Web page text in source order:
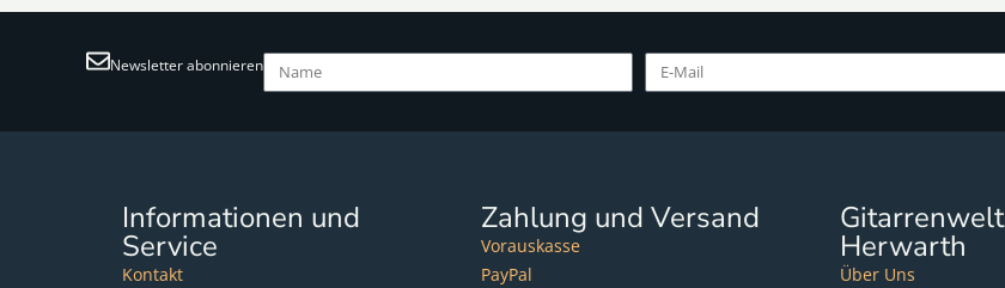
Newsletter abonnieren
Informationen und
Service
Kontakt
Zahlung und Versand
Vorauskasse
PayPal
Gitarrenwelt
Herwarth
Über Uns